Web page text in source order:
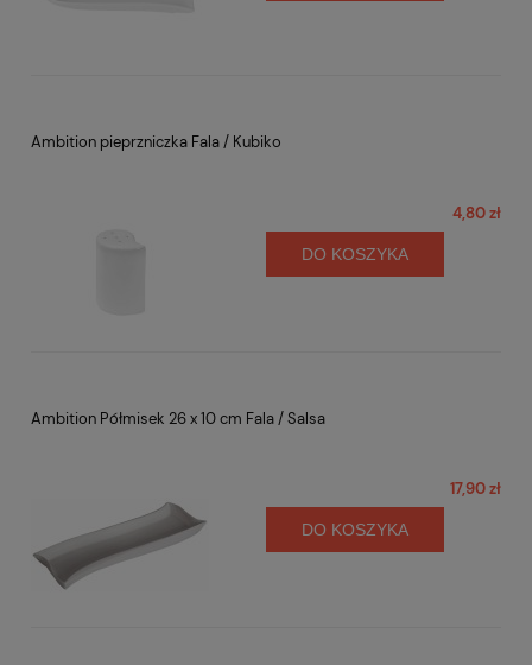
Ambition pieprzniczka Fala / Kubiko
4,80 zł
DO KOSZYKA
Ambition Półmisek 26 x 10 cm Fala / Salsa
17,90 zł
DO KOSZYKA